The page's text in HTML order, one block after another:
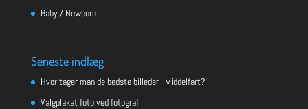
Baby / Newborn
Seneste indlæg
Hvor tager man de bedste billeder i Middelfart?
Valgplakat foto ved fotograf